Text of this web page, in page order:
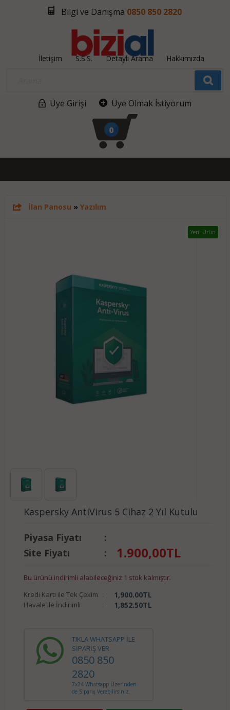
Bilgi ve Danışma 0850 850 2820
İletişim S.S.S. Detaylı Arama Hakkımızda
Üye Girişi Üye Olmak İstiyorum
0
İlan Panosu » Yazılım
Yeni Ürün
Kaspersky AntiVirus 5 Cihaz 2 Yıl Kutulu
Piyasa Fiyatı
:
Site Fiyatı
: 1.900,00TL
Bu ürünü indirimli alabileceğiniz 1 stok kalmıştır.
Kredi Kartı ile Tek Çekim : 1,900.00TL
Havale ile İndirimli : 1,852.50TL
TIKLA WHATSAPP İLE
SİPARİŞ VER
0850 850
2820
7x24 Whatsapp Üzerinden
de Sipariş Verebilirsiniz.